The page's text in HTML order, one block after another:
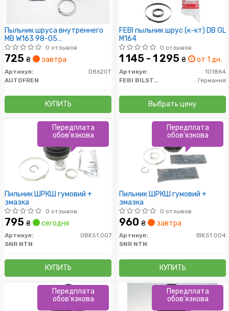
Пыльник шруса внутреннего
MB W163 98-05
(термопластик)0 отзывов
725 ₴ завтра
Артикул:
D8620T
AUTOFREN
КУПИТЬ
FEBI пыльник шрус (к-кт) DB GL
M164
0 отзывов
1 145 - 1 295 ₴ от 1 дн.
Артикул:
101864
FEBI BILSTEIN
Германия
Выбрать цену
Пильник ШРКШ гумовий +
змазка
0 отзывов
795 ₴ сегодня
Артикул:
OBK51.007
SNR NTN
КУПИТЬ
Передплата
обов'язкова
Пильник ШРКШ гумовий +
змазка
0 отзывов
960 ₴ завтра
Артикул:
IBK51.004
SNR NTN
КУПИТЬ
Передплата
обов'язкова
Передплата
обов'язкова
Передплата
обов'язкова